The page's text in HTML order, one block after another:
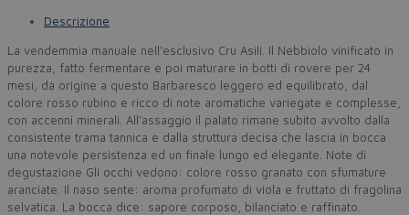
Descrizione
La vendemmia manuale nell’esclusivo Cru Asili. Il Nebbiolo vinificato in
purezza, fatto fermentare e poi maturare in botti di rovere per 24
mesi, dà origine a questo Barbaresco leggero ed equilibrato, dal
colore rosso rubino e ricco di note aromatiche variegate e complesse,
con accenni minerali. All’assaggio il palato rimane subito avvolto dalla
consistente trama tannica e dalla struttura decisa che lascia in bocca
una notevole persistenza ed un finale lungo ed elegante. Note di
degustazione Gli occhi vedono: colore rosso granato con sfumature
aranciate. Il naso sente: aroma profumato di viola e fruttato di fragolina
selvatica. La bocca dice: sapore corposo, bilanciato e raffinato.